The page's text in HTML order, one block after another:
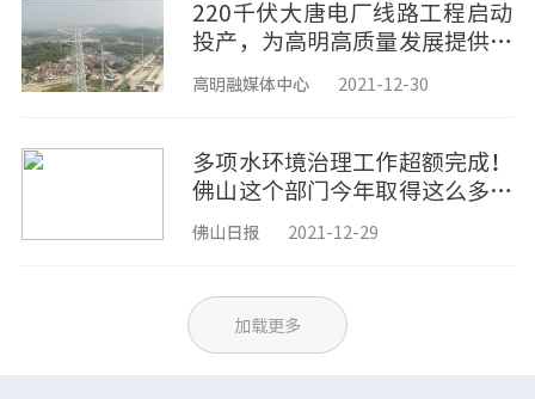
220千伏大唐电厂线路工程启动
投产，为高明高质量发展提供坚
高明融媒体中心 2021-12-30
多项水环境治理工作超额完成！
佛山这个部门今年取得这么多成
效……
佛山日报 2021-12-29
加载更多